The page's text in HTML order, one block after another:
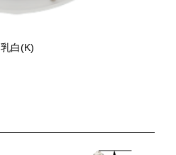
乳白(K)